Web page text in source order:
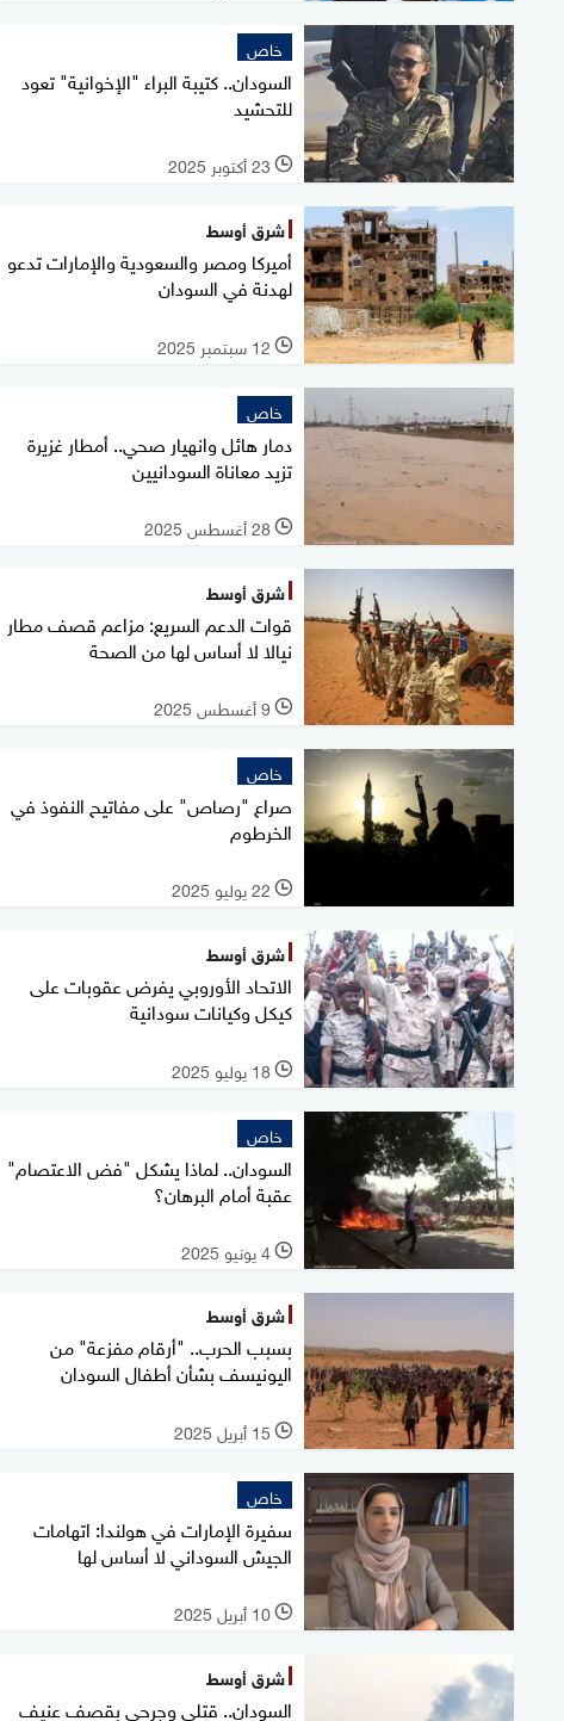
خاص
السودان.. كتيبة البراء "الإخوانية" تعود
للتحشيد
l 23 أكتوبر 2025
شرق أوسط
أميركا ومصر والسعودية والإمارات تدعو
لهدنة في السودان
l 12 سبتمبر 2025
خاص
دمار هائل وانهيار صحي.. أمطار غزيرة
تزيد معاناة السودانيين
l 28 أغسطس 2025
شرق أوسط
قوات الدعم السريع: مزاعم قصف مطار
نيالا لا أساس لها من الصحة
l 9 أغسطس 2025
خاص
صراع "رصاص" على مفاتيح النفوذ في
الخرطوم
l 22 يوليو 2025
شرق أوسط
الاتحاد الأوروبي يفرض عقوبات على
كيكل وكيانات سودانية
l 18 يوليو 2025
خاص
السودان.. لماذا يشكل "فض الاعتصام"
عقبة أمام البرهان؟
l 4 يونيو 2025
شرق أوسط
بسبب الحرب.. "أرقام مفزعة" من
اليونيسف بشأن أطفال السودان
l 15 أبريل 2025
خاص
سفيرة الإمارات في هولندا: اتهامات
الجيش السوداني لا أساس لها
l 10 أبريل 2025
شرق أوسط
السودان.. قتلى وجرحى بقصف عنيف